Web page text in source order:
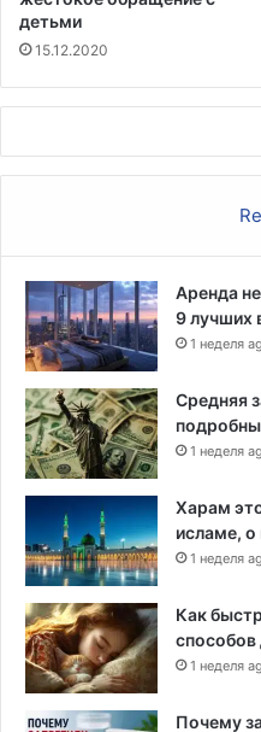
детьми
15.12.2020
Аренда
9 лучших
1 неделя
Средняя
1 неделя
Харам
исламе,
1 неделя
Как
способов
1 неделя
Почему